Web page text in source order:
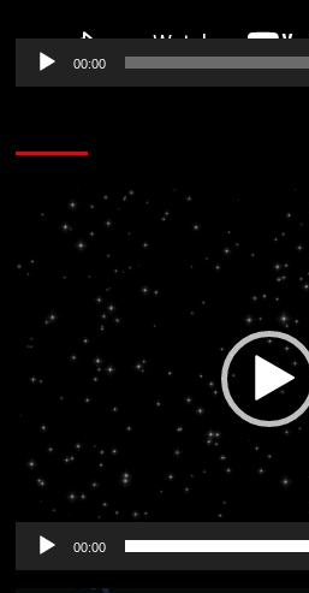
00:00
Reproductor
vídeo
00:00